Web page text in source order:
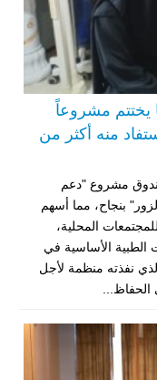
يختتم مشروعاً
منه أكثر من
2026 - اختتم الصندوق مشروع "دعم
بنجاح، مما أسهم
المحلية،
الأساسية في
نفذته منظمة لأجل